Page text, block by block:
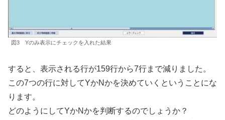
図3 Yのみ表示にチェックを入れた結果
すると、表示される行が159行から7行まで減りました。
この7つの行に対してYかNかを決めていくということにな
ります。
どのようにしてYかNかを判断するのでしょうか？